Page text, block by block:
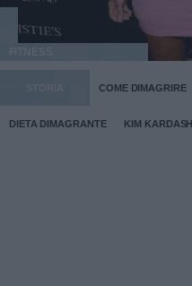
COME DIMAGRIRE
DIETA DIMAGRANTE KIM